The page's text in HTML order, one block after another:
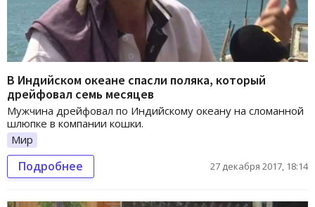
В Индийском океане спасли поляка, который
дрейфовал семь месяцев
Мужчина дрейфовал по Индийскому океану на сломанной
шлюпке в компании кошки.
Мир
Подробнее 27 декабря 2017, 18:14